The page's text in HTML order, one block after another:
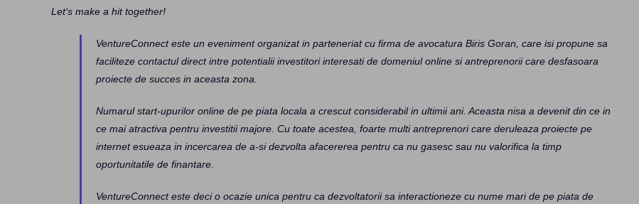
Let‘s make a hit together!
VentureConnect este un eveniment organizat in parteneriat cu firma de avocatura Biris Goran, care isi propune sa
faciliteze contactul direct intre potentialii investitori interesati de domeniul online si antreprenorii care desfasoara
proiecte de succes in aceasta zona.
Numarul start-upurilor online de pe piata locala a crescut considerabil in ultimii ani. Aceasta nisa a devenit din ce in
ce mai atractiva pentru investitii majore. Cu toate acestea, foarte multi antreprenori care deruleaza proiecte pe
internet esueaza in incercarea de a-si dezvolta afacererea pentru ca nu gasesc sau nu valorifica la timp
oportunitatile de finantare.
VentureConnect este deci o ocazie unica pentru ca dezvoltatorii sa interactioneze cu nume mari de pe piata de